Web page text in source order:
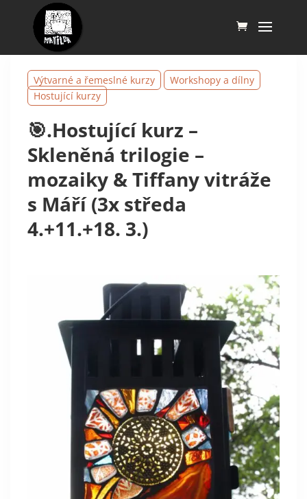
Výtvarné a řemeslné kurzy
Workshopy a dílny
Hostující kurzy
🎯.Hostující kurz –
Skleněná trilogie –
mozaiky & Tiffany vitráže
s Máří (3x středa
4.+11.+18. 3.)